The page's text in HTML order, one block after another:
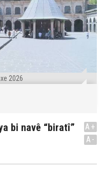
2026
bi navê “biratî”
A+
A-